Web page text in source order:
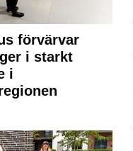
förvärvar
i starkt
i